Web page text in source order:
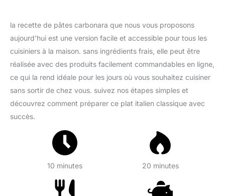
la recette de pâtes carbonara que nous vous proposons
aujourd’hui est une version facile et accessible pour tous les
cuisiniers à la maison. sans ingrédients frais, elle peut être
réalisée avec des produits facilement commandables en ligne,
ce qui la rend idéale pour les jours où vous souhaitez cuisiner
sans sortir de chez vous. suivez nos étapes simples et
découvrez comment préparer ce plat italien classique avec
succès.
10 minutes 20 minutes